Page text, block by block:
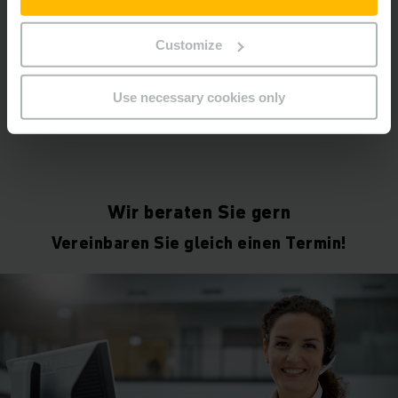
Customize
Use necessary cookies only
MEHR ERFAHREN
Wir beraten Sie gern
Vereinbaren Sie gleich einen Termin!